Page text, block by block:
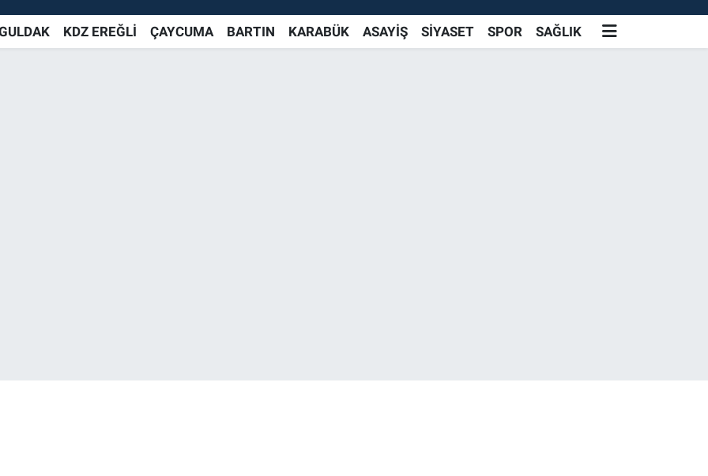
KDZ EREĞLİ ÇAYCUMA BARTIN KARABÜK ASAYİŞ SİYASET SPOR SAĞLIK